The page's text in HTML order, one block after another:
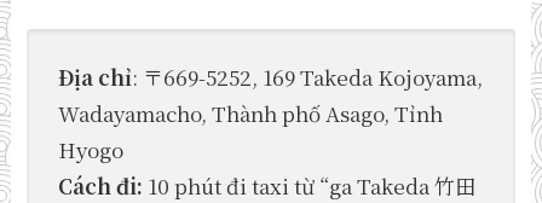
Địa chỉ: 〒669-5252, 169 Takeda Kojoyama,
Wadayamacho, Thành phố Asago, Tỉnh
Hyogo
Cách đi: 10 phút đi taxi từ “ga Takeda 竹田